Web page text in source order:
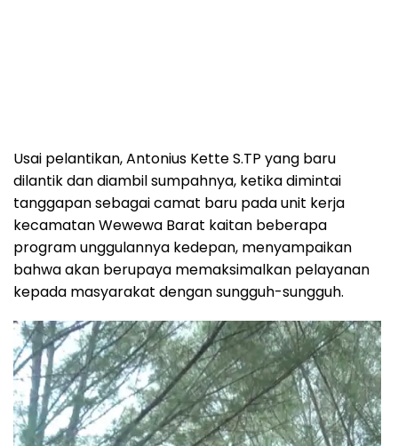
Usai pelantikan, Antonius Kette S.TP yang baru
dilantik dan diambil sumpahnya, ketika dimintai
tanggapan sebagai camat baru pada unit kerja
kecamatan Wewewa Barat kaitan beberapa
program unggulannya kedepan, menyampaikan
bahwa akan berupaya memaksimalkan pelayanan
kepada masyarakat dengan sungguh-sungguh.